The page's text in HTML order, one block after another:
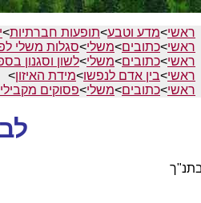
ראשי>מדע וטבע>תופעות חברתיות>
ראשי>כתובים>משלי>סגלות משלי
ראשי>כתובים>משלי>לשון וסגנון
ראשי>בין אדם לנפשו>מידת האיזון>
ראשי>כתובים>משלי>פסוקים